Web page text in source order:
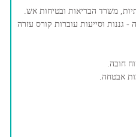
משרד הבריאות ובטיחות אש.
גננות וסייעות עוברות קורס עזרה
חובה.
אבטחה.